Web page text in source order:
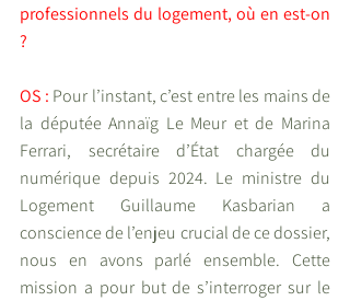
professionnels du logement, où en est-on
?
OS : Pour l’instant, c’est entre les mains de
la députée Annaïg Le Meur et de Marina
Ferrari, secrétaire d’État chargée du
numérique depuis 2024. Le ministre du
Logement Guillaume Kasbarian a
conscience de l’enjeu crucial de ce dossier,
nous en avons parlé ensemble. Cette
mission a pour but de s’interroger sur le